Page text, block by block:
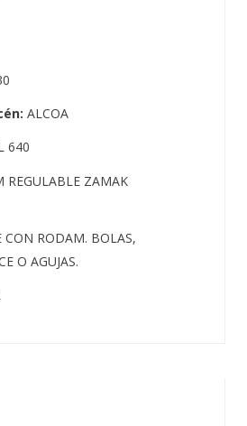
ALCOA
640
REGULABLE ZAMAK
CON RODAM. BOLAS,
O AGUJAS.